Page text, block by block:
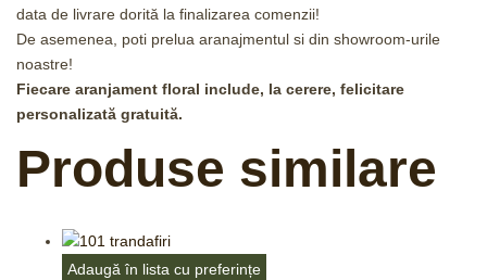
data de livrare dorită la finalizarea comenzii!
De asemenea, poti prelua aranajmentul si din showroom-urile
noastre!
Fiecare aranjament floral include, la cerere, felicitare
personalizată gratuită.
Produse similare
Adaugă în lista cu preferințe